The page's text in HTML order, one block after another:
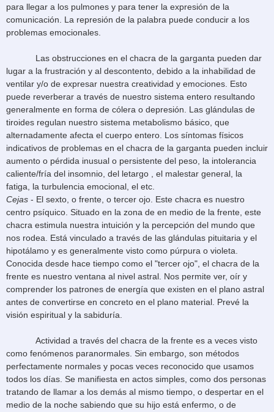
para llegar a los pulmones y para tener la expresión de la
comunicación. La represión de la palabra puede conducir a los
problemas emocionales.
Las obstrucciones en el chacra de la garganta pueden dar
lugar a la frustración y al descontento, debido a la inhabilidad de
ventilar y/o de expresar nuestra creatividad y emociones. Esto
puede reverberar a través de nuestro sistema entero resultando
generalmente en forma de cólera o depresión. Las glándulas de
tiroides regulan nuestro sistema metabolismo básico, que
alternadamente afecta el cuerpo entero. Los síntomas físicos
indicativos de problemas en el chacra de la garganta pueden incluir
aumento o pérdida inusual o persistente del peso, la intolerancia
caliente/fría del insomnio, del letargo , el malestar general, la
fatiga, la turbulencia emocional, el etc.
Cejas - El sexto, o frente, o tercer ojo. Este chacra es nuestro
centro psíquico. Situado en la zona de en medio de la frente, este
chacra estimula nuestra intuición y la percepción del mundo que
nos rodea. Está vinculado a través de las glándulas pituitaria y el
hipotálamo y es generalmente visto como púrpura o violeta.
Conocida desde hace tiempo como el "tercer ojo", el chacra de la
frente es nuestro ventana al nivel astral. Nos permite ver, oír y
comprender los patrones de energía que existen en el plano astral
antes de convertirse en concreto en el plano material. Prevé la
visión espiritual y la sabiduría.
Actividad a través del chacra de la frente es a veces visto
como fenómenos paranormales. Sin embargo, son métodos
perfectamente normales y pocas veces reconocido que usamos
todos los días. Se manifiesta en actos simples, como dos personas
tratando de llamar a los demás al mismo tiempo, o despertar en el
medio de la noche sabiendo que su hijo está enfermo, o de